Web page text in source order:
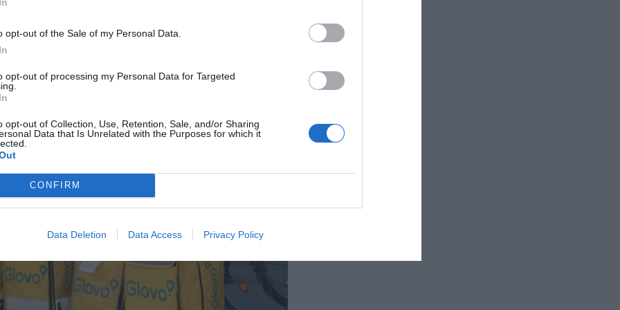
opt-out of the Sale of my Personal Data.
opt-out of processing my Personal Data for Targeted
opt-out of Collection, Use, Retention, Sale, and/or Sharing
Data that Is Unrelated with the Purposes for which it
CONFIRM
Data Deletion Data Access Privacy Policy
milionària.